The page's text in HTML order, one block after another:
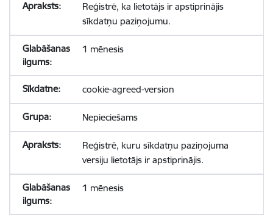
Reģistrē, ka lietotājs ir apstiprinājis
sīkdatņu paziņojumu.
1 mēnesis
cookie-agreed-version
Nepieciešams
Reģistrē, kuru sīkdatņu paziņojuma
versiju lietotājs ir apstiprinājis.
1 mēnesis